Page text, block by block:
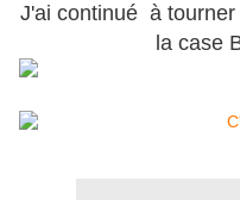
J'ai continué à
la case